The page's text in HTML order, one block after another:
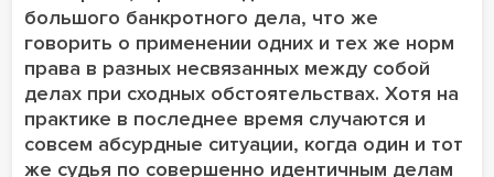
большого банкротного дела, что же
говорить о применении одних и тех же норм
права в разных несвязанных между собой
делах при сходных обстоятельствах. Хотя на
практике в последнее время случаются и
совсем абсурдные ситуации, когда один и тот
же судья по совершенно идентичным делам